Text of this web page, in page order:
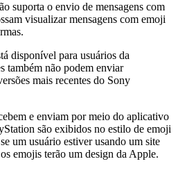
suporta o envio de mensagens com
visualizar mensagens com emoji
disponível para usuários da
também não podem enviar
mais recentes do Sony
e enviam por meio do aplicativo
são exibidos no estilo de emoji
um usuário estiver usando um site
emojis terão um design da Apple.